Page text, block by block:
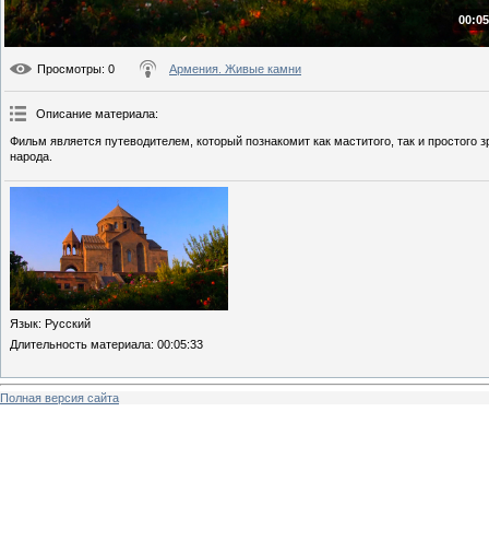
Просмотры: 0 Армения. Живые камни
Описание материала:
Фильм является путеводителем, который познакомит как маститого, так и
народа.
Язык: Русский
Длительность материала: 00:05:33
Полная версия сайта